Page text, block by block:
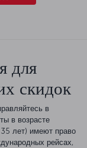
для
скидок
в
в возрасте
лет) имеют право
рейсах,